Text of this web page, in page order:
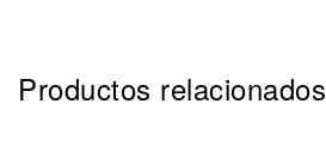
Productos relacionados